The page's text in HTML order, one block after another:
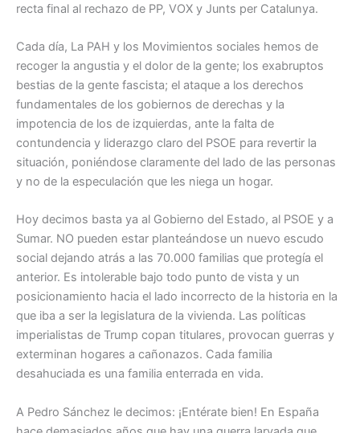
recta final al rechazo de PP, VOX y Junts per Catalunya.
Cada día, La PAH y los Movimientos sociales hemos de
recoger la angustia y el dolor de la gente; los exabruptos
bestias de la gente fascista; el ataque a los derechos
fundamentales de los gobiernos de derechas y la
impotencia de los de izquierdas, ante la falta de
contundencia y liderazgo claro del PSOE para revertir la
situación, poniéndose claramente del lado de las personas
y no de la especulación que les niega un hogar.
Hoy decimos basta ya al Gobierno del Estado, al PSOE y a
Sumar. NO pueden estar planteándose un nuevo escudo
social dejando atrás a las 70.000 familias que protegía el
anterior. Es intolerable bajo todo punto de vista y un
posicionamiento hacia el lado incorrecto de la historia en la
que iba a ser la legislatura de la vivienda. Las políticas
imperialistas de Trump copan titulares, provocan guerras y
exterminan hogares a cañonazos. Cada familia
desahuciada es una familia enterrada en vida.
A Pedro Sánchez le decimos: ¡Entérate bien! En España